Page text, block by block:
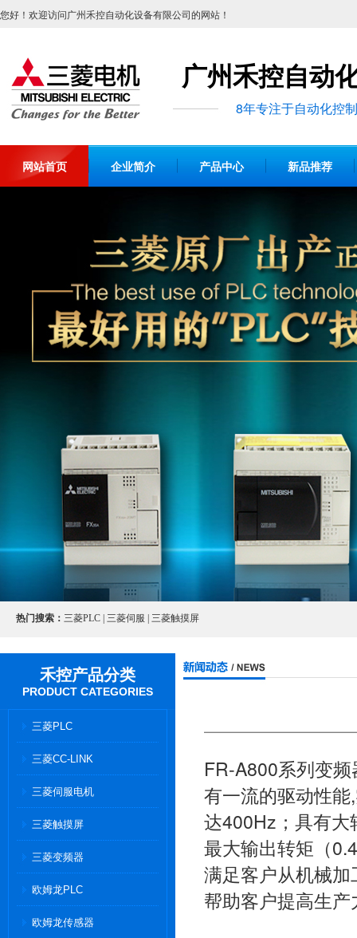
您好！欢迎访问广州禾控自动化设备有限公司的网站！
广州禾控自动
8年专注于自动化控
网站首页 企业简介 产品中心 新品推荐
热门搜索： 三菱PLC | 三菱伺服 | 三菱触摸屏
禾控产品分类
PRODUCT CATEGORIES
三菱PLC
三菱CC-LINK
三菱伺服电机
三菱触摸屏
三菱变频器
欧姆龙PLC
欧姆龙传感器
FR-A800系列变
有一流的驱动性
达400Hz；具有
最大输出转矩（
满足客户从机械
帮助客户提高生